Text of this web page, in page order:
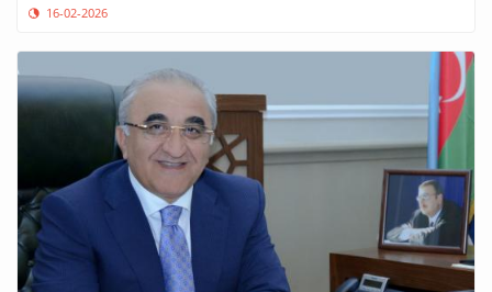
16-02-2026